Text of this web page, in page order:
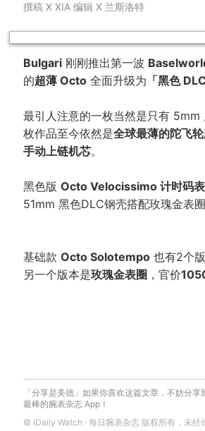
撰稿 X XIA 编辑 X 兰斯洛特
Bulgari 刚刚推出第一波
的超薄 Octo 全面升级为 「黑色
最引人注意的一枚当然是只有 5mm
枚作品至今依然是全球最薄的陀飞
手动上链机芯。
黑色版 Octo Velocissimo 计时码表
51mm 黑色DLC钢壳搭配玫瑰金表
基础款 Octo Solotempo 也有2个
另一个版本是玫瑰金表圈 ，官价
「分享是美德」如果你喜欢这篇文章，不妨分
最棒的腕表杂志 App！
© iDaily Watch · 每日腕表杂志 版权所有，未经